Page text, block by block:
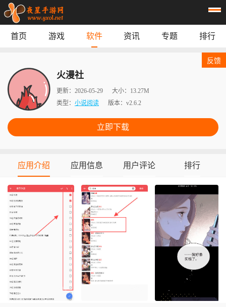
专题
首页 游戏 软件 资讯 专题 排行
火漫社
更新： 2026-05-29 大小： 13.27M
类型： 小说阅读 版本： v2.6.2
立即下载
反馈
应用介绍 应用信息 用户评论 排行